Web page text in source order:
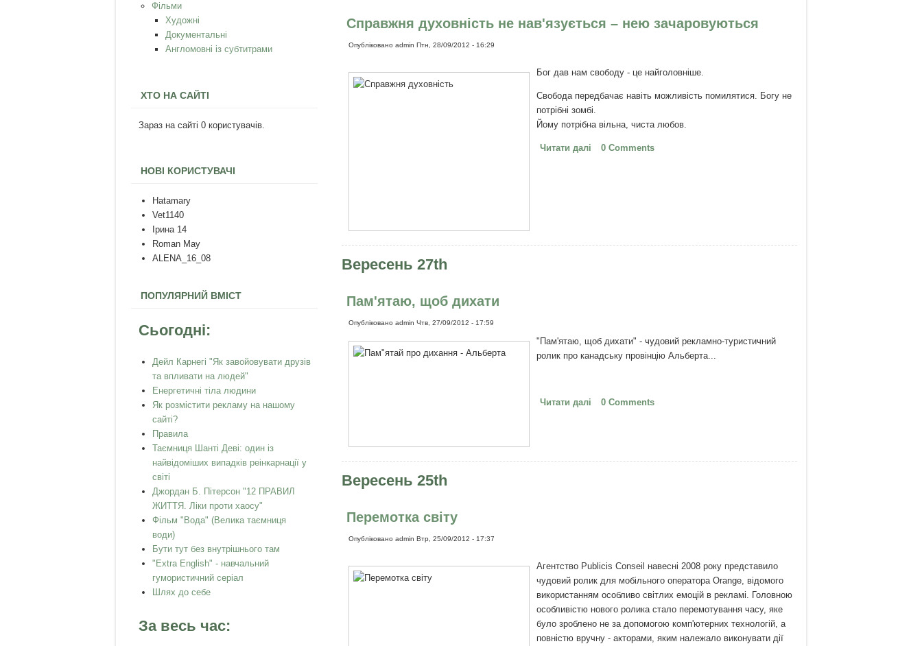
Справжня духовність не нав'язується – нею зачаровуються
Опублікованоadmin Птн, 28/09/2012 - 16:29
Бог дав нам свободу - це найголовніше.
Свобода передбачає навіть можливість помилятися. Богу не
потрібні зомбі.
Йому потрібна вільна, чиста любов.
Читати далі про Справжня духовність не нав'язується –
0 Comments
Вересень 27th
Пам'ятаю, щоб дихати
Опублікованоadmin Чтв, 27/09/2012 - 17:59
"Пам'ятаю, щоб дихати" - чудовий рекламно-туристичний
ролик про канадську провінцію Альберта...
Читати далі про Пам'ятаю, щоб дихати
0 Comments
Вересень 25th
Перемотка світу
Опублікованоadmin Втр, 25/09/2012 - 17:37
Агентство Publicis Conseil навесні 2008 року представило
чудовий ролик для мобільного оператора Orange, відомого
використанням особливо світлих емоцій в рекламі. Головною
особливістю нового ролика стало перемотування часу, яке
було зроблено не за допомогою комп'ютерних технологій, а
повністю вручну - акторами, яким належало виконувати дії
Фільми
Художні
Документальні
Англомовні із субтитрами
ХТО НА САЙТІ
Зараз на сайті 0 користувачів.
НОВІ КОРИСТУВАЧІ
Hatamary
Vet1140
Ірина 14
Roman May
ALENA_16_08
ПОПУЛЯРНИЙ ВМІСТ
Сьогодні:
Дейл Карнегі "Як завойовувати друзів
та впливати на людей"
Енергетичні тіла людини
Як розмістити рекламу на нашому
сайті?
Правила
Таємниця Шанті Деві: один із
найвідоміших випадків реінкарнації у
світі
Джордан Б. Пітерсон "12 ПРАВИЛ
ЖИТТЯ. Ліки проти хаосу"
Фільм "Вода" (Велика таємниця
води)
Бути тут без внутрішнього там
"Extra English" - навчальний
гумористичний серіал
Шлях до себе
За весь час: